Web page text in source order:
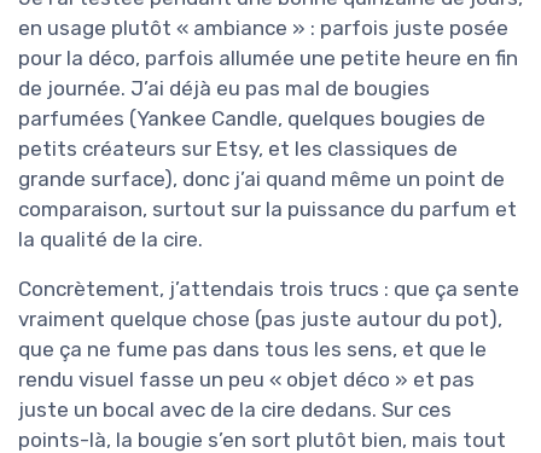
en usage plutôt « ambiance » : parfois juste posée
pour la déco, parfois allumée une petite heure en fin
de journée. J’ai déjà eu pas mal de bougies
parfumées (Yankee Candle, quelques bougies de
petits créateurs sur Etsy, et les classiques de
grande surface), donc j’ai quand même un point de
comparaison, surtout sur la puissance du parfum et
la qualité de la cire.
Concrètement, j’attendais trois trucs : que ça sente
vraiment quelque chose (pas juste autour du pot),
que ça ne fume pas dans tous les sens, et que le
rendu visuel fasse un peu « objet déco » et pas
juste un bocal avec de la cire dedans. Sur ces
points-là, la bougie s’en sort plutôt bien, mais tout